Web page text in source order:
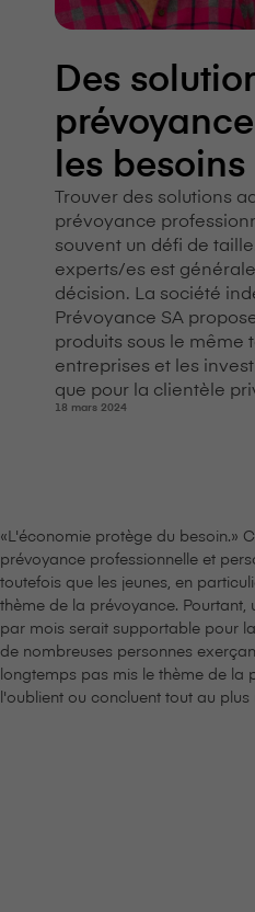
Des
les besoins
Trouver des solutions
prévoyance
souvent un défi de
experts/es est
décision. La société
Prévoyance SA
produits sous le même
entreprises et les
que pour la clientèle
18 mars 2024
«L'économie protège du besoin.»
prévoyance professionnelle et
toutefois que les jeunes, en
thème de la prévoyance. Pourtant,
par mois serait supportable pour
de nombreuses personnes
longtemps pas mis le thème de la
l'oublient ou concluent tout au plus